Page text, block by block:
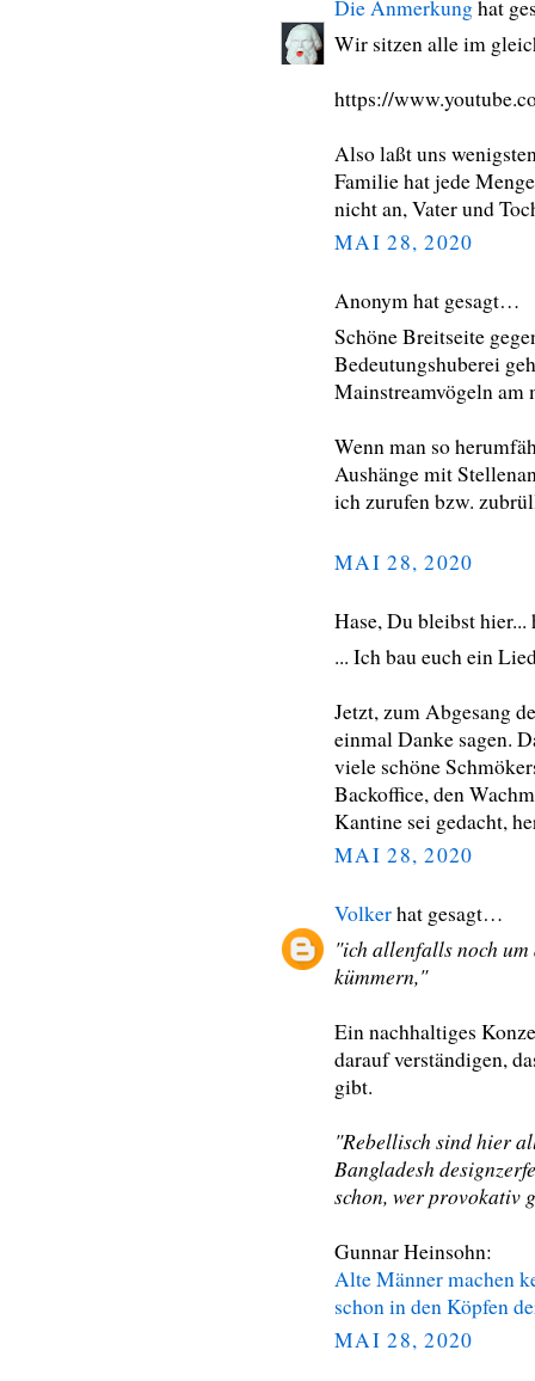
Die Anmerkunghat
Wir sitzen alle im
https://
Also laßt uns
Familie hat jede
nicht an, Vater und
MAI 28, 2020
Anonym hat gesagt…
Schöne Breitseite
Bedeutungshuberei
Mainstreamvögeln am
Wenn man so
Aushänge mit
ich zurufen bzw.
MAI 28, 2020
Hase, Du bleibst
... Ich bau euch ein
Jetzt, zum Abgesang
einmal Danke sagen.
viele schöne
Backoffice, den
Kantine sei gedacht,
MAI 28, 2020
Volkerhat gesagt…
"ich allenfalls noch um
kümmern,"
Ein nachhaltiges
darauf verständigen,
gibt.
"Rebellisch sind hier
Bangladesh
schon, wer provokativ
Gunnar Heinsohn:
Alte Männer machen
schon in den Köpfen
MAI 28, 2020